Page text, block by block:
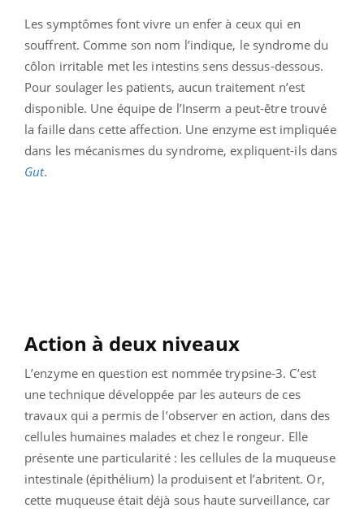
Les symptômes font vivre un enfer à ceux qui en
souffrent. Comme son nom l’indique, le syndrome du
côlon irritable met les intestins sens dessus-dessous.
Pour soulager les patients, aucun traitement n’est
disponible. Une équipe de l’Inserm a peut-être trouvé
la faille dans cette affection. Une enzyme est impliquée
dans les mécanismes du syndrome, expliquent-ils dans
Gut.
Action à deux niveaux
L’enzyme en question est nommée trypsine-3. C’est
une technique développée par les auteurs de ces
travaux qui a permis de l’observer en action, dans des
cellules humaines malades et chez le rongeur. Elle
présente une particularité : les cellules de la muqueuse
intestinale (épithélium) la produisent et l’abritent. Or,
cette muqueuse était déjà sous haute surveillance, car